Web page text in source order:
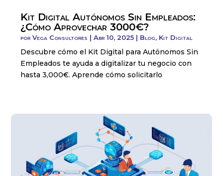
Kit Digital Autónomos Sin Empleados:
¿Cómo Aprovechar 3000€?
porVega Consultores |Abr 10, 2025 | Blog, Kit Digital
Descubre cómo el Kit Digital para Autónomos Sin
Empleados te ayuda a digitalizar tu negocio con
hasta 3,000€. Aprende cómo solicitarlo